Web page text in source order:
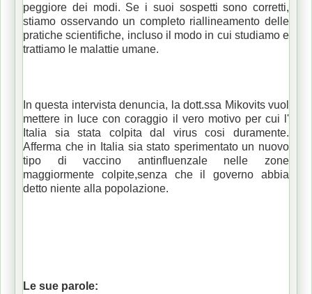
peggiore dei modi. Se i suoi sospetti sono corretti,
stiamo osservando un completo riallineamento delle
pratiche scientifiche, incluso il modo in cui studiamo e
trattiamo le malattie umane.
In questa intervista denuncia, la dott.ssa Mikovits vuol
mettere in luce con coraggio il vero motivo per cui l'
Italia sia stata colpita dal virus cosi duramente.
Afferma che in Italia sia stato sperimentato un nuovo
tipo di vaccino antinfluenzale nelle zone
maggiormente colpite,senza che il governo abbia
detto niente alla popolazione.
Le sue parole: